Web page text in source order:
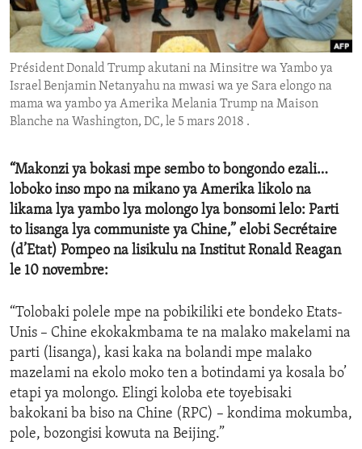
ENVIRONMENT AND HEALTH
IDEALS AND INSTITUTIONS
Président Donald Trump akutani na Minsitre wa Yambo ya
Israel Benjamin Netanyahu na mwasi wa ye Sara elongo na
mama wa yambo ya Amerika Melania Trump na Maison
Blanche na Washington, DC, le 5 mars 2018 .
“Makonzi ya bokasi mpe sembo to bongondo ezali…
loboko inso mpo na mikano ya Amerika likolo na
likama lya yambo lya molongo lya bonsomi lelo: Parti
to lisanga lya communiste ya Chine,” elobi Secrétaire
(d’Etat) Pompeo na lisikulu na Institut Ronald Reagan
le 10 novembre:
“Tolobaki polele mpe na pobikiliki ete bondeko Etats-
Unis – Chine ekokakmbama te na malako makelami na
parti (lisanga), kasi kaka na bolandi mpe malako
mazelami na ekolo moko ten a botindami ya kosala bo’
etapi ya molongo. Elingi koloba ete toyebisaki
bakokani ba biso na Chine (RPC) – kondima mokumba,
pole, bozongisi kowuta na Beijing.”